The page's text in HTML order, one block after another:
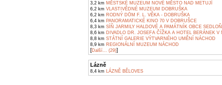
3,2 km MĚSTSKÉ MUZEUM NOVÉ MĚSTO NAD METUJÍ
6,2 km VLASTIVĚDNÉ MUZEUM DOBRUŠKA
6,2 km RODNÝ DŮM F. L. VĚKA - DOBRUŠKA
6,4 km PANORAMATICKÉ KINO 70 V DOBRUŠCE
8,3 km SÍŇ JARMILY HALDOVÉ A PAMÁTNÍK OBCE
8,6 km DIVADLO DR. JOSEFA ČÍŽKA A HOTEL BERÁNEK V
8,8 km STÁTNÍ GALERIE VÝTVARNÉHO UMĚNÍ NÁCHOD
8,9 km REGIONÁLNÍ MUZEUM NÁCHOD
[Další... (29)]
Lázně
8,4 km LÁZNĚ BĚLOVES